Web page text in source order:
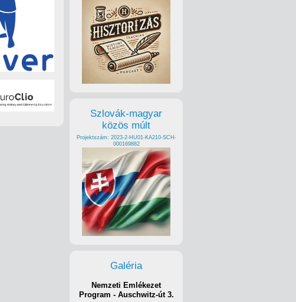
Szlovák-magyar
közös múlt
Projektszám: 2023-2-HU01-KA210-SCH-
000169882
Galéria
Nemzeti Emlékezet
Program - Auschwitz-út 3.